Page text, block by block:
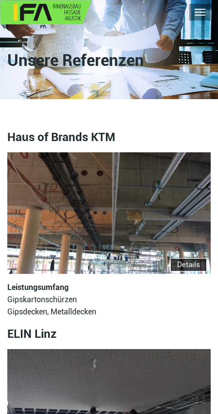
Unsere Referenzen
Haus of Brands KTM
Details
Leistungsumfang
Gipskartonschürzen
Gipsdecken, Metalldecken
ELIN Linz